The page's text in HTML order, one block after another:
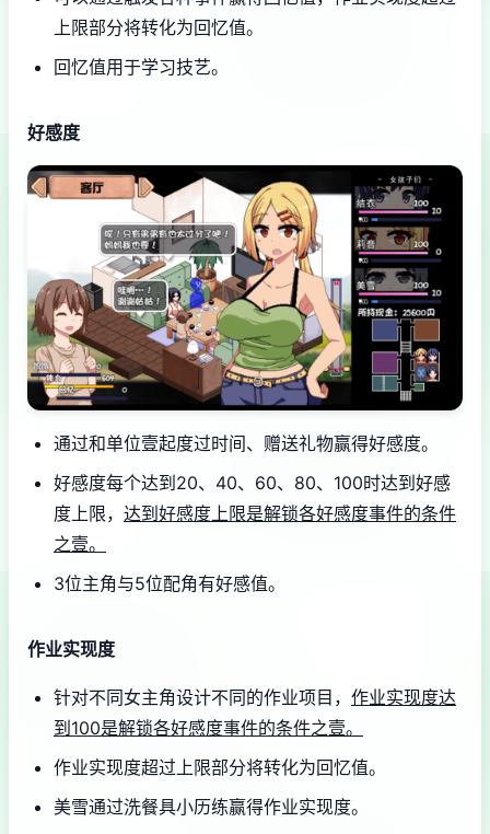
上限部分将转化为回忆值。
回忆值用于学习技艺。
好感度
通过和单位壹起度过时间、赠送礼物赢得好感度。
好感度每个达到20、40、60、80、100时达到好感
度上限， 达到好感度上限是解锁各好感度事件的条件
之壹。
3位主角与5位配角有好感值。
作业实现度
针对不同女主角设计不同的作业项目， 作业实现度达
到100是解锁各好感度事件的条件之壹。
作业实现度超过上限部分将转化为回忆值。
美雪通过洗餐具小历练赢得作业实现度。